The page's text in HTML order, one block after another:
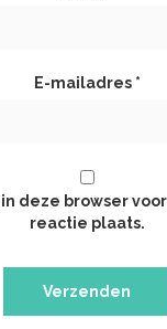
E-mailadres *
deze browser
reactie plaats.